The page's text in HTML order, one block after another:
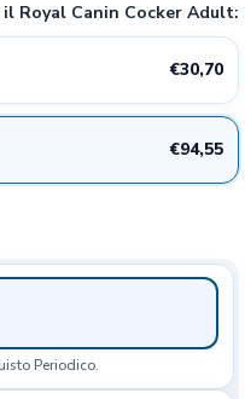
il Royal Canin Cocker Adult:
€30,70
€94,55
7.88
€/KG
Periodico.